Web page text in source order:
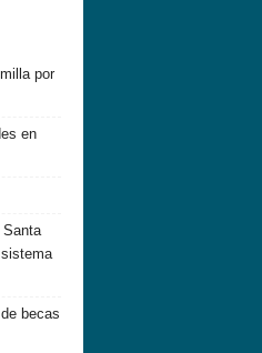
por
en
becas